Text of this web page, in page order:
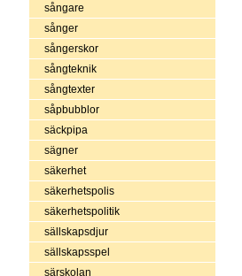
sångare
sånger
sångerskor
sångteknik
sångtexter
såpbubblor
säckpipa
sägner
säkerhet
säkerhetspolis
säkerhetspolitik
sällskapsdjur
sällskapsspel
särskolan